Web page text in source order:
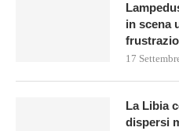
in scena
17
La Libia
dispersi